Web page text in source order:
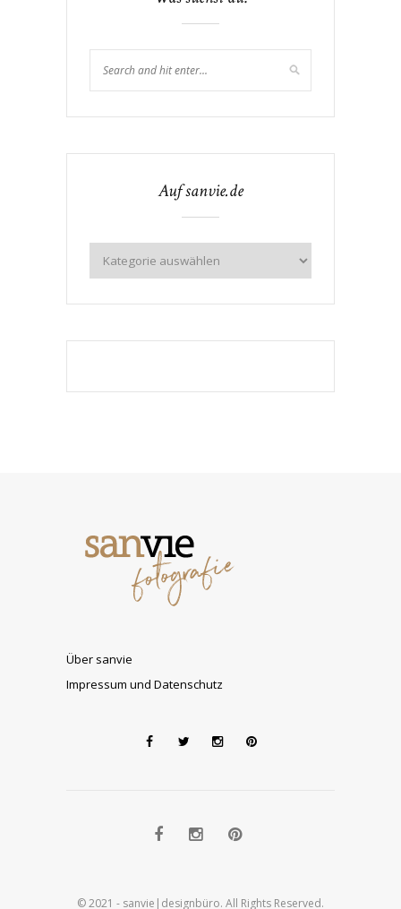
Auf sanvie.de
Über sanvie
Impressum und Datenschutz
© 2021 - sanvie|designbüro. All Rights Reserved.